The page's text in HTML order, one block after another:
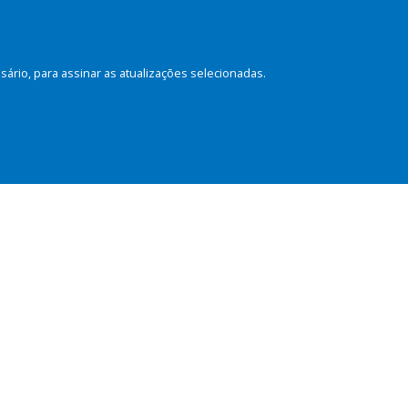
para assinar as atualizações selecionadas.